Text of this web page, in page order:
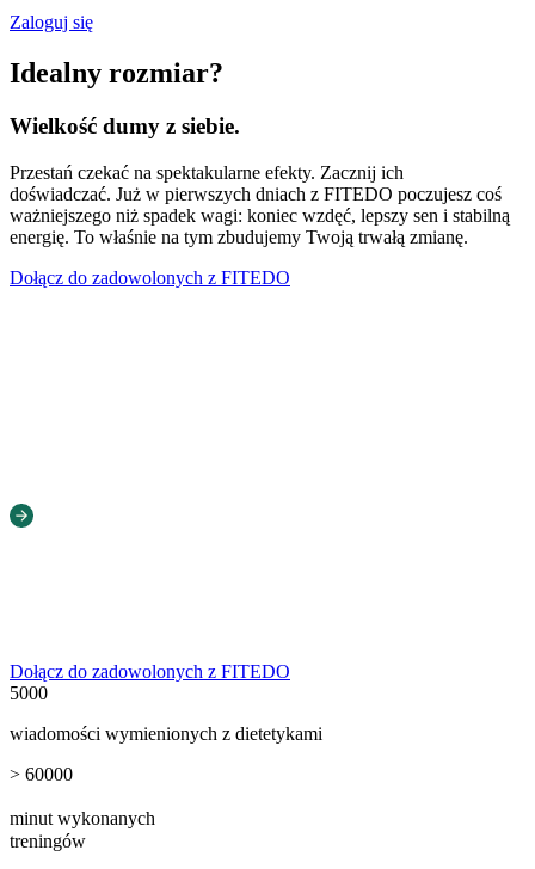
Zaloguj się
Idealny rozmiar?
Wielkość dumy z siebie.
Przestań czekać na spektakularne efekty. Zacznij ich
doświadczać. Już w pierwszych dniach z FITEDO poczujesz coś
ważniejszego niż spadek wagi: koniec wzdęć, lepszy sen i stabilną
energię. To właśnie na tym zbudujemy Twoją trwałą zmianę.
Dołącz do zadowolonych z FITEDO
Dołącz do zadowolonych z FITEDO
5000
wiadomości wymienionych z dietetykami
> 60000
minut wykonanych
treningów